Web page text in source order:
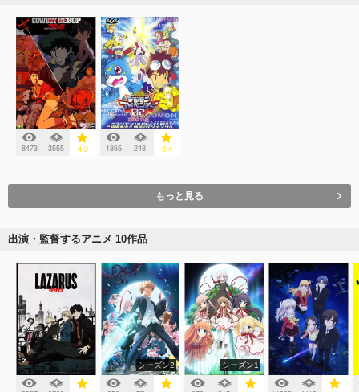
8473 3555 4.0 1865 248 3.4
もっと見る
出演・監督するアニメ 10作品
シーズン2 シーズン1